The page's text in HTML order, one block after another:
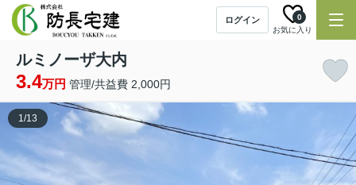
ログイン
お気に入り
0
ルミノーザ大内
3.4万円 管理/共益費 2,000円
1/13